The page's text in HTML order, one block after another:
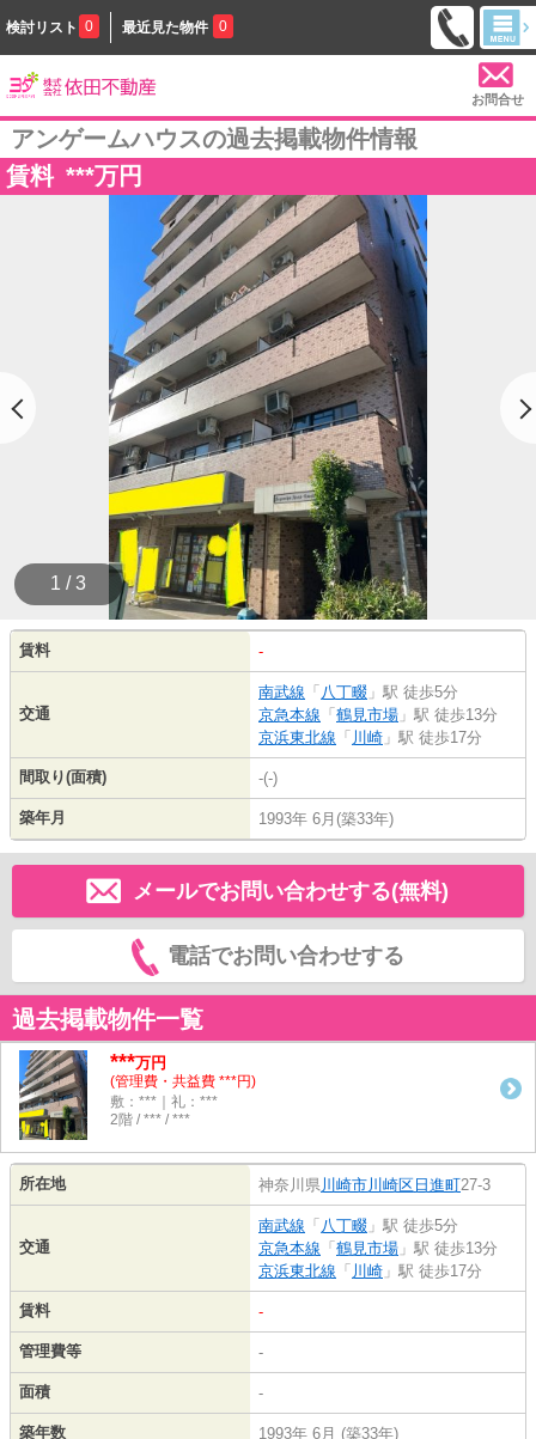
検討リスト 0 最近見た物件 0
お問合せ
アンゲームハウスの過去掲載物件情報
賃料 ***万円
1 / 3
賃料 -
交通
南武線 「 八丁畷 」駅 徒歩5分
京急本線 「 鶴見市場 」駅 徒歩13分
京浜東北線 「 川崎 」駅 徒歩17分
間取り(面積) -(-)
築年月 1993年 6月(築33年)
メールでお問い合わせする(無料)
電話でお問い合わせする
過去掲載物件一覧
***万円
(管理費・共益費 ***円)
敷：***｜礼：***
2階 / *** / ***
所在地 神奈川県川崎市川崎区 日進町27-3
交通
南武線 「 八丁畷 」駅 徒歩5分
京急本線 「 鶴見市場 」駅 徒歩13分
京浜東北線 「 川崎 」駅 徒歩17分
賃料 -
管理費等 -
面積 -
築年数 1993年 6月 (築33年)